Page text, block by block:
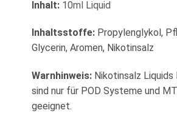
Inhalt: 10ml Liquid
Inhaltsstoffe:Propylenglykol,
Glycerin, Aromen, Nikotinsalz
Warnhinweis: Nikotinsalz
sind nur für POD Systeme und
geeignet.